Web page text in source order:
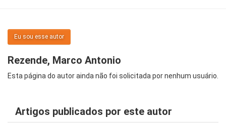
Eu sou esse autor
Rezende, Marco Antonio
Esta página do autor ainda não foi solicitada por nenhum usuário.
Artigos publicados por este autor